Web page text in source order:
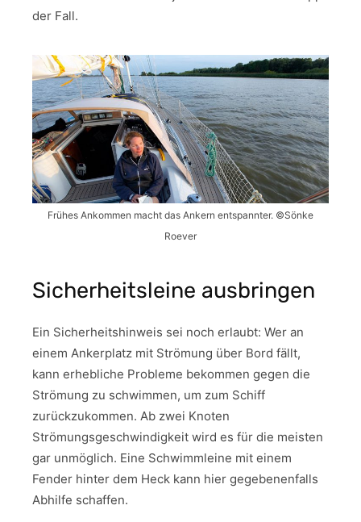
der Fall.
Frühes Ankommen macht das Ankern entspannter. ©Sönke
Roever
Sicherheitsleine ausbringen
Ein Sicherheitshinweis sei noch erlaubt: Wer an
einem Ankerplatz mit Strömung über Bord fällt,
kann erhebliche Probleme bekommen gegen die
Strömung zu schwimmen, um zum Schiff
zurückzukommen. Ab zwei Knoten
Strömungsgeschwindigkeit wird es für die meisten
gar unmöglich. Eine Schwimmleine mit einem
Fender hinter dem Heck kann hier gegebenenfalls
Abhilfe schaffen.